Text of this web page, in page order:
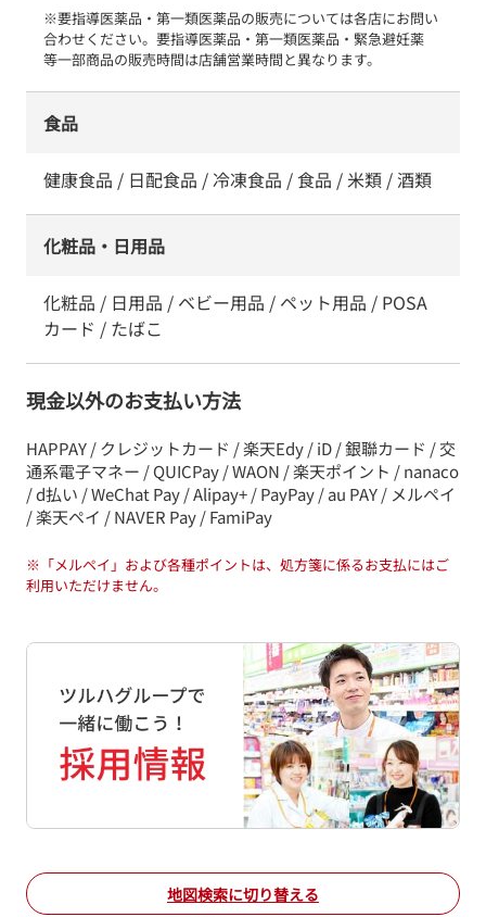
※要指導医薬品・第一類医薬品の販売については各店にお問い
合わせください。要指導医薬品・第一類医薬品・緊急避妊薬
等一部商品の販売時間は店舗営業時間と異なります。
食品
健康食品 / 日配食品 / 冷凍食品 / 食品 / 米類 / 酒類
化粧品・日用品
化粧品 / 日用品 / ベビー用品 / ペット用品 / POSA
カード / たばこ
現金以外のお支払い方法
HAPPAY / クレジットカード / 楽天Edy / iD / 銀聯カード / 交
通系電子マネー / QUICPay / WAON / 楽天ポイント / nanaco
/ d払い / WeChat Pay / Alipay+ / PayPay / au PAY / メルペイ
/ 楽天ペイ / NAVER Pay / FamiPay
※ 「メルペイ」および各種ポイントは、処方箋に係るお支払にはご
利用いただけません。
地図検索に切り替える